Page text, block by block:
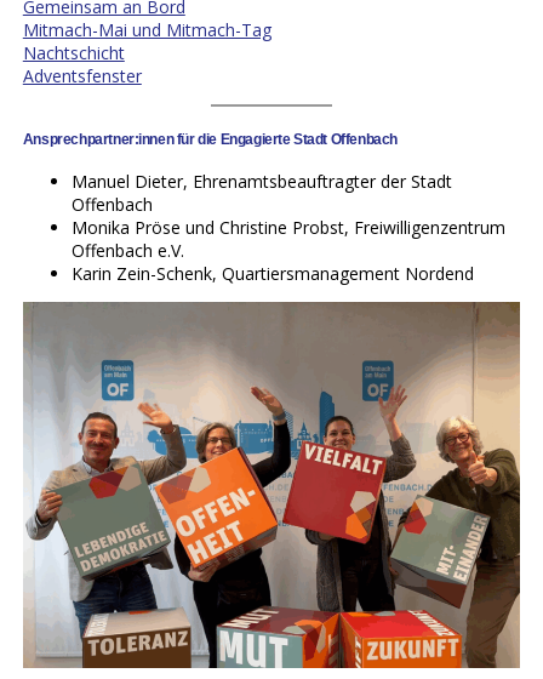
Gemeinsam an Bord
Mitmach-Mai und Mitmach-Tag
Nachtschicht
Adventsfenster
Ansprechpartner:innen für die Engagierte Stadt Offenbach
Manuel Dieter, Ehrenamtsbeauftragter der Stadt
Offenbach
Monika Pröse und Christine Probst, Freiwilligenzentrum
Offenbach e.V.
Karin Zein-Schenk, Quartiersmanagement Nordend